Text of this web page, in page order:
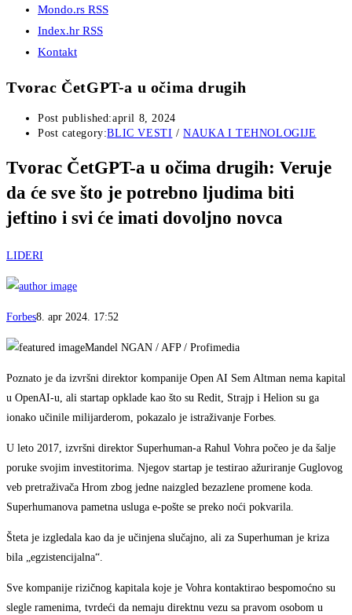
Mondo.rs RSS
Index.hr RSS
Kontakt
Tvorac ČetGPT-a u očima drugih
Post published:april 8, 2024
Post category:BLIC VESTI / NAUKA I TEHNOLOGIJE
Tvorac ČetGPT-a u očima drugih: Veruje
da će sve što je potrebno ljudima biti
jeftino i svi će imati dovoljno novca
LIDERI
Forbes8. apr 2024. 17:52
Mandel NGAN / AFP / Profimedia
Poznato je da izvršni direktor kompanije Open AI Sem Altman nema kapital
u OpenAI-u, ali startap opklade kao što su Redit, Strajp i Helion su ga
ionako učinile milijarderom, pokazalo je istraživanje Forbes.
U leto 2017, izvršni direktor Superhuman-a Rahul Vohra počeo je da šalje
poruke svojim investitorima. Njegov startap je testirao ažuriranje Guglovog
veb pretraživača Hrom zbog jedne naizgled bezazlene promene koda.
Superhumanova pametna usluga e-pošte se preko noći pokvarila.
Šteta je izgledala kao da je učinjena slučajno, ali za Superhuman je kriza
bila „egzistencijalna“.
Sve kompanije rizičnog kapitala koje je Vohra kontaktirao bespomoćno su
slegle ramenima, tvrdeći da nemaju direktnu vezu sa pravom osobom u